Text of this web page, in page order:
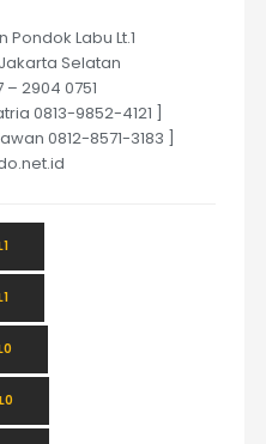
Pondok Labu Lt.1
Selatan
2904 0751
0813-9852-4121 ]
0812-8571-3183 ]